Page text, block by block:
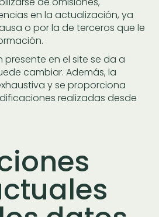
en la actualización, ya
o por la de terceros que le
en el site se da a
cambiar. Además, la
y se proporciona
realizadas desde